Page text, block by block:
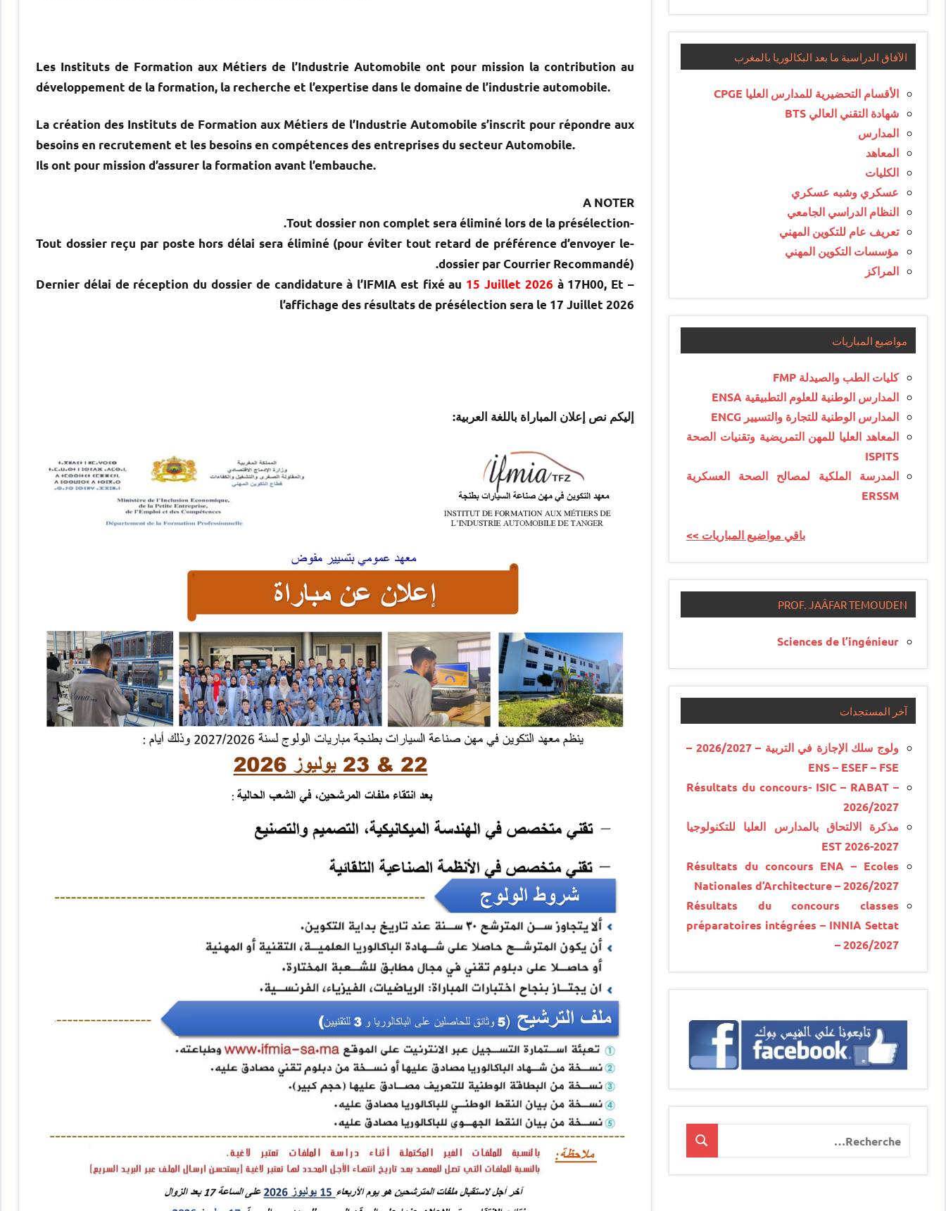
Les Instituts de Formation aux Métiers de l’Industrie Automobile ont pour mission la contribution au
développement de la formation, la recherche et l’expertise dans le domaine de l’industrie automobile.
La création des Instituts de Formation aux Métiers de l’Industrie Automobile s’inscrit pour répondre aux
besoins en recrutement et les besoins en compétences des entreprises du secteur Automobile.
Ils ont pour mission d’assurer la formation avant l’embauche.
A NOTER
-Tout dossier non complet sera éliminé lors de la présélection.
-Tout dossier reçu par poste hors délai sera éliminé (pour éviter tout retard de préférence d’envoyer le
dossier par Courrier Recommandé).
– Dernier délai de réception du dossier de candidature à l’IFMIA est fixé au
15 Juillet 2026 à 17H00, Et
l’affichage des résultats de présélection sera le 17 Juillet 2026
إليكم نص إعلان المباراة باللغة العربية:
الآفاق الدراسية ما بعد البكالوريا بالمغرب
الأقسام التحضيرية للمدارس العليا CPGE
شهادة التقني العالي BTS
المدارس
المعاهد
الكليات
عسكري وشبه عسكري
النظام الدراسي الجامعي
تعريف عام للتكوين المهني
مؤسسات التكوين المهني
المراكز
مواضيع المباريات
كليات الطب والصيدلة FMP
المدارس الوطنية للعلوم التطبيقية ENSA
المدارس الوطنية للتجارة والتسيير ENCG
المعاهد العليا للمهن التمريضية وتقنيات الصحة
ISPITS
المدرسة الملكية لمصالح الصحة العسكرية
ERSSM
<< باقي مواضيع المباريات
PROF. JAÂFAR TEMOUDEN
Sciences de l’ingénieur
آخر المستجدات
ولوج سلك الإجازة في التربية – 2026/2027 –
ENS – ESEF – FSE
Résultats du concours- ISIC – RABAT –
2026/2027
مذكرة الالتحاق بالمدارس العليا للتكنولوجيا
EST 2026-2027
Résultats du concours ENA – Ecoles
Nationales d’Architecture – 2026/2027
Résultats du concours classes
préparatoires intégrées – INNIA Settat
– 2026/2027
:
Recherche